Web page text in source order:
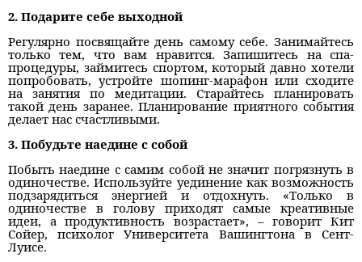
2. Подарите себе выходной
Регулярно посвящайте день самому себе. Занимайтесь
только тем, что вам нравится. Запишитесь на спа-
процедуры, займитесь спортом, который давно хотели
попробовать, устройте шопинг-марафон или сходите
на занятия по медитации. Старайтесь планировать
такой день заранее. Планирование приятного события
делает нас счастливыми.
3. Побудьте наедине с собой
Побыть наедине с самим собой не значит погрязнуть в
одиночестве. Используйте уединение как возможность
подзарядиться энергией и отдохнуть. «Только в
одиночестве в голову приходят самые креативные
идеи, а продуктивность возрастает», – говорит Кит
Сойер, психолог Университета Вашингтона в Сент-
Луисе.